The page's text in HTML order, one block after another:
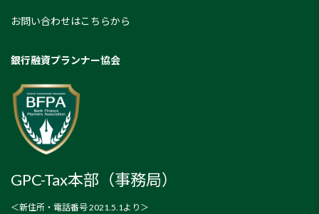
お問い合わせはこちらから
銀行融資プランナー協会
GPC-Tax本部（事務局）
＜新住所・電話番号 2021.5.1より＞